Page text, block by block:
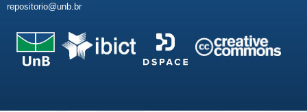
repositorio@unb.br